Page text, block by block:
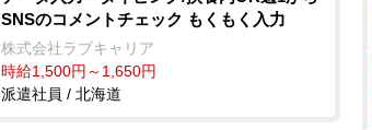
e
SNSのコメントチェック もくもく入力
株式会社ラブキャリア
時給1,500円～1,650円
派遣社員 / 北海道